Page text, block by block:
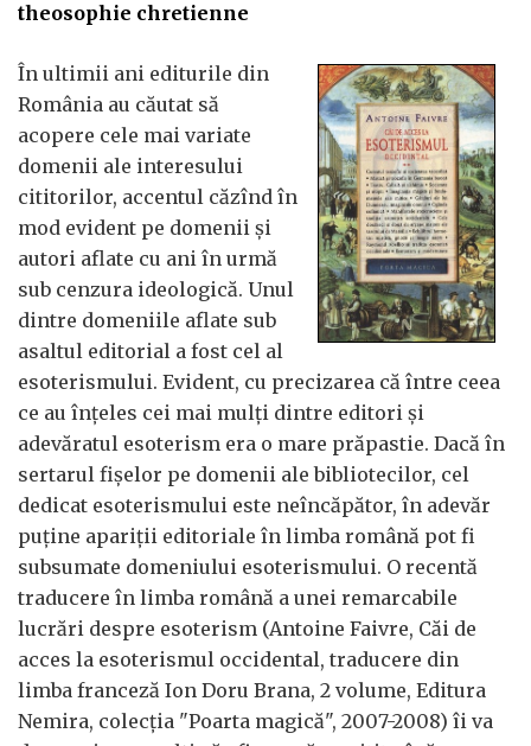
theosophie chretienne
În ultimii ani editurile din
România au căutat să
acopere cele mai variate
domenii ale interesului
cititorilor, accentul căzînd în
mod evident pe domenii şi
autori aflate cu ani în urmă
sub cenzura ideologică. Unul
dintre domeniile aflate sub
asaltul editorial a fost cel al
esoterismului. Evident, cu precizarea că între ceea
ce au înţeles cei mai mulţi dintre editori şi
adevăratul esoterism era o mare prăpastie. Dacă în
sertarul fişelor pe domenii ale bibliotecilor, cel
dedicat esoterismului este neîncăpător, în adevăr
puţine apariţii editoriale în limba română pot fi
subsumate domeniului esoterismului. O recentă
traducere în limba română a unei remarcabile
lucrări despre esoterism (Antoine Faivre, Căi de
acces la esoterismul occidental, traducere din
limba franceză Ion Doru Brana, 2 volume, Editura
Nemira, colecţia "Poarta magică", 2007-2008) îi va